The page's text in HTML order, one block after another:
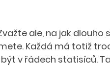
ale, na jak dlouho
Každá má totiž
v řádech statisíců.